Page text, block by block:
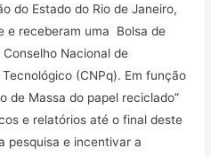
do Estado do Rio de Janeiro,
e receberam uma Bolsa de
Nacional de
(CNPq). Em função
de Massa do papel reciclado”
e relatórios até o final deste
pesquisa e incentivar a